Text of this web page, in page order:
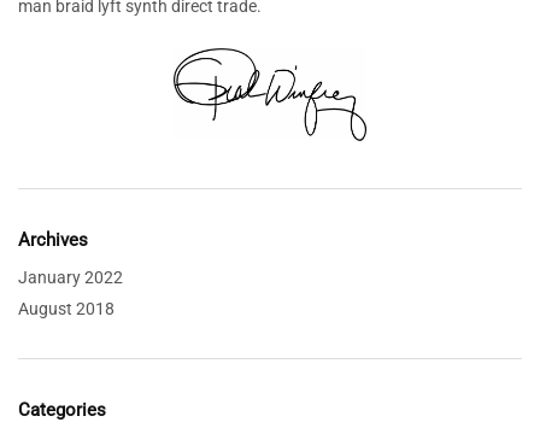
man braid lyft synth direct trade.
Archives
January 2022
August 2018
Categories